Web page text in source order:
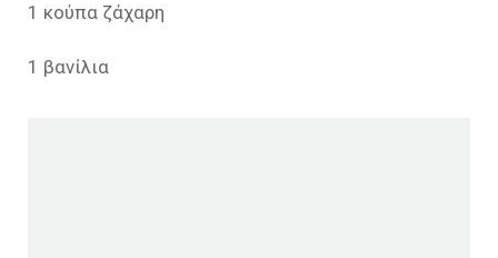
1 κούπα ζάχαρη
1 βανίλια